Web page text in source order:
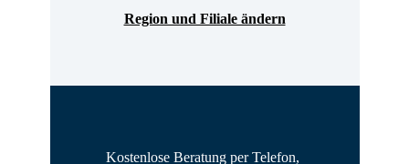
Region und Filiale ändern
Kostenlose Beratung per Telefon,